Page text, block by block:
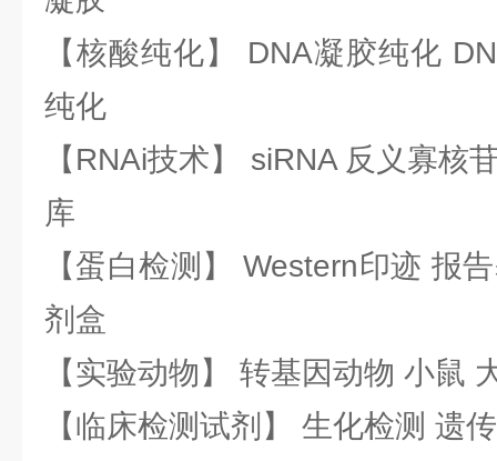
【核酸纯化】 DNA凝胶纯化
纯化
【RNAi技术】 siRNA 反义寡核
库
【蛋白检测】 Western印迹 报
剂盒
【实验动物】 转基因动物 小鼠
【临床检测试剂】 生化检测 遗